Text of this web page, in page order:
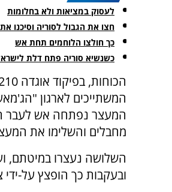
לעסוק במציאות ולא בחלומות
חצו את הגבול לסוריה וסיכנו
כך חולצו הלוחמים תחת אש
כשנשיא סוריה פתח דלת
המשתייכים לארגון
המעצר נפתחה אש לעבר
מחבלים והשלימו את
השלושה נעצרו במיטתם,
ובעקבות כך הופצץ על-